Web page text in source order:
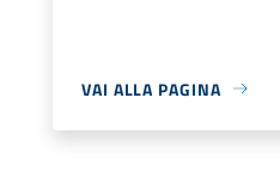
VAI ALLA PAGINA